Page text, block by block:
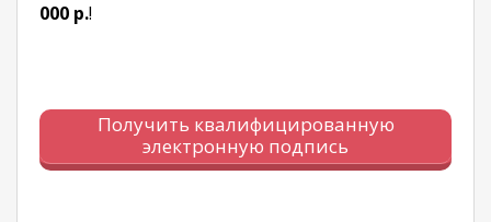
000 р.!
Получить квалифицированную
электронную подпись